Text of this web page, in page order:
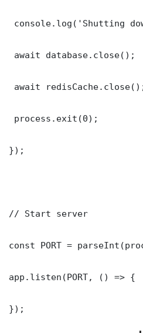
console.log('Shutting
await database.close();
await
process.exit(0);
});
// Start server
const PORT =
app.listen(PORT, () => {
});